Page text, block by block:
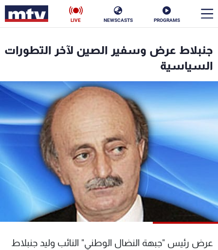
PROGRAMS
NEWSCASTS
LIVE
جنبلاط عرض وسفير الصين لآخر التطورات
السياسية
عرض رئيس "جبهة النضال الوطني" النائب وليد جنبلاط
الأخبار
ناس
إقتصاد
منوعات رياضة
كأس العالم
البرامج
جدول البرامج
الترددات